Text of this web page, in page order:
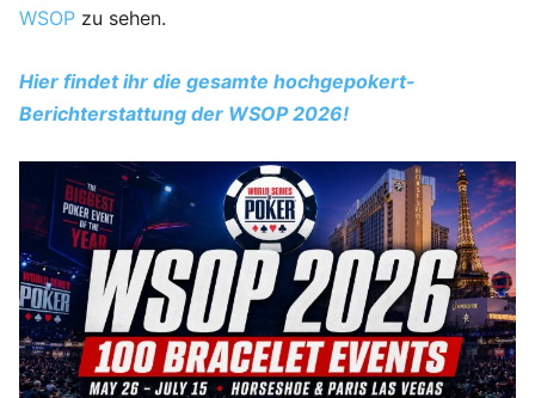
WSOP zu sehen.
Hier findet ihr die gesamte hochgepokert-
Berichterstattung der WSOP 2026!